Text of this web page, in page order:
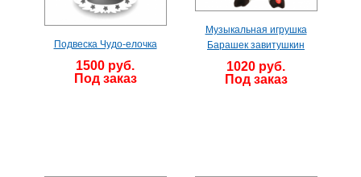
Подвеска Чудо-елочка
1500 руб.
Под заказ
Музыкальная игрушка
Барашек завитушкин
1020 руб.
Под заказ